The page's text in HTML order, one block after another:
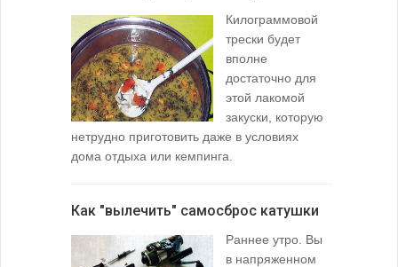
Килограммовой
трески будет
вполне
достаточно для
этой лакомой
закуски, которую
нетрудно приготовить даже в условиях
дома отдыха или кемпинга.
Как "вылечить" самосброс катушки
Раннее утро. Вы
в напряженном